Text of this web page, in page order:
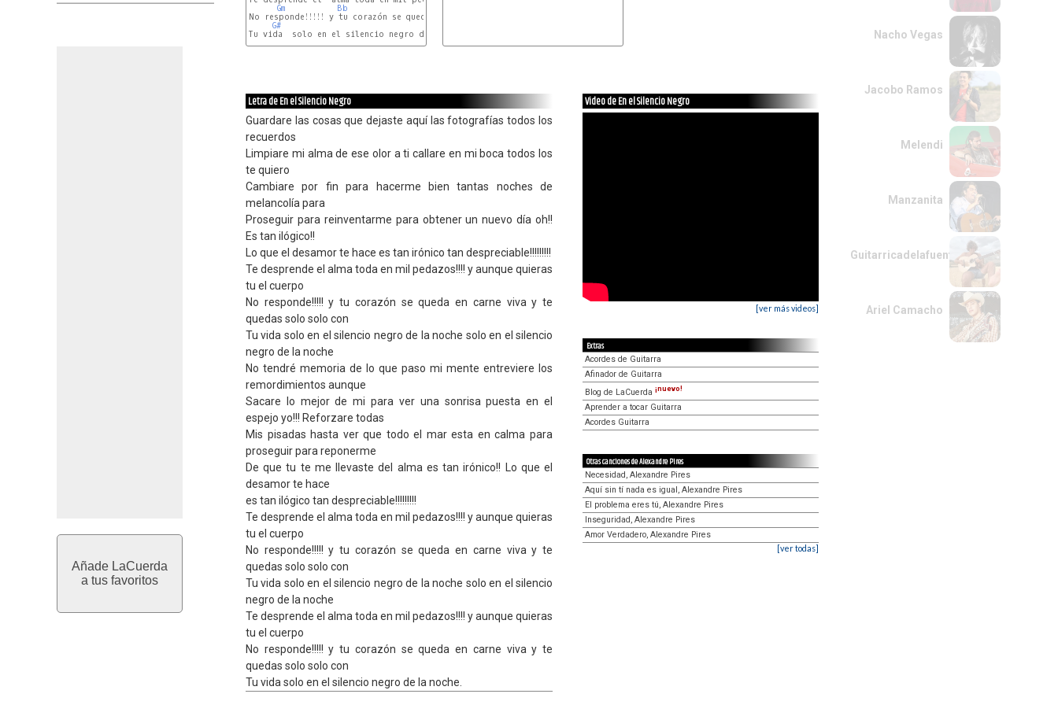
Añade LaCuerda
a tus favoritos
Gm
Bb
No responde!!!!! y tu corazón se queda en carne viva y te quedas solo solo con
G#
Tu vida  solo en el silencio negro de la noche solo en el silencio negro de la noche
Letra de En el Silencio Negro
Guardare las cosas que dejaste aquí las fotografías todos los
recuerdos
Limpiare mi alma de ese olor a ti callare en mi boca todos los
te quiero
Cambiare por fin para hacerme bien tantas noches de
melancolía para
Proseguir para reinventarme para obtener un nuevo día oh!!
Es tan ilógico!!
Lo que el desamor te hace es tan irónico tan despreciable!!!!!!!!!
Te desprende el alma toda en mil pedazos!!!! y aunque quieras
tu el cuerpo
No responde!!!!! y tu corazón se queda en carne viva y te
quedas solo solo con
Tu vida solo en el silencio negro de la noche solo en el silencio
negro de la noche
No tendré memoria de lo que paso mi mente entreviere los
remordimientos aunque
Sacare lo mejor de mi para ver una sonrisa puesta en el
espejo yo!!! Reforzare todas
Mis pisadas hasta ver que todo el mar esta en calma para
proseguir para reponerme
De que tu te me llevaste del alma es tan irónico!! Lo que el
desamor te hace
es tan ilógico tan despreciable!!!!!!!!!
Te desprende el alma toda en mil pedazos!!!! y aunque quieras
tu el cuerpo
No responde!!!!! y tu corazón se queda en carne viva y te
quedas solo solo con
Tu vida solo en el silencio negro de la noche solo en el silencio
negro de la noche
Te desprende el alma toda en mil pedazos!!!! y aunque quieras
tu el cuerpo
No responde!!!!! y tu corazón se queda en carne viva y te
quedas solo solo con
Tu vida solo en el silencio negro de la noche.
Video de En el Silencio Negro
[ver más videos]
Extras
Acordes de Guitarra
Afinador de Guitarra
Blog de LaCuerda ¡nuevo!
Aprender a tocar Guitarra
Acordes Guitarra
Otras canciones de Alexandre Pires
Necesidad, Alexandre Pires
Aquí sin tí nada es igual, Alexandre Pires
El problema eres tú, Alexandre Pires
Inseguridad, Alexandre Pires
Amor Verdadero, Alexandre Pires
[ver todas]
Nacho Vegas
Jacobo Ramos
Melendi
Manzanita
Guitarricadelafuente
Ariel Camacho